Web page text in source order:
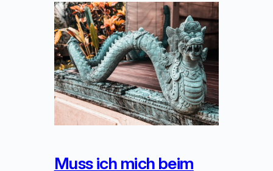
Muss ich mich beim